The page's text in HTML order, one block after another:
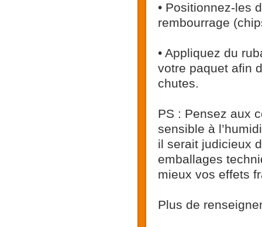
• Positionnez-les
rembourrage
• Appliquez du
votre paquet afin
chutes.
PS : Pensez aux
sensible à
il serait judicieux
emballages
mieux vos effets
Plus de